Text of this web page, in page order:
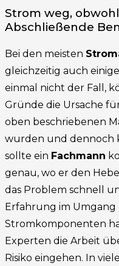
Strom weg,
Abschließende
Bei den meisten
gleichzeitig auch einige
einmal nicht der Fall,
Gründe die Ursache
oben beschriebenen
wurden und dennoch
sollte ein Fachmann
genau, wo er den
das Problem schnell
Erfahrung im
Stromkomponenten
Experten die Arbeit
Risiko eingehen. In